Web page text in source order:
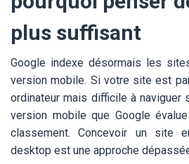
plus suffisant
Google indexe désormais les
version mobile. Si votre site est
ordinateur mais difficile à naviguer
version mobile que Google
classement. Concevoir un site
desktop est une approche